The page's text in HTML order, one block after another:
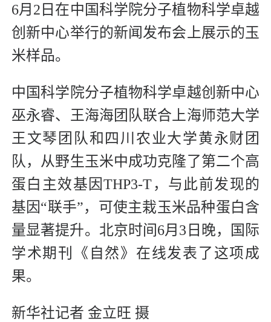
6月2日在中国科学院分子植物科学卓越
创新中心举行的新闻发布会上展示的玉
米样品。
中国科学院分子植物科学卓越创新中心
巫永睿、王海海团队联合上海师范大学
王文琴团队和四川农业大学黄永财团
队，从野生玉米中成功克隆了第二个高
蛋白主效基因THP3-T，与此前发现的
基因“联手”，可使主栽玉米品种蛋白含
量显著提升。北京时间6月3日晚，国际
学术期刊《自然》在线发表了这项成
果。
新华社记者 金立旺 摄